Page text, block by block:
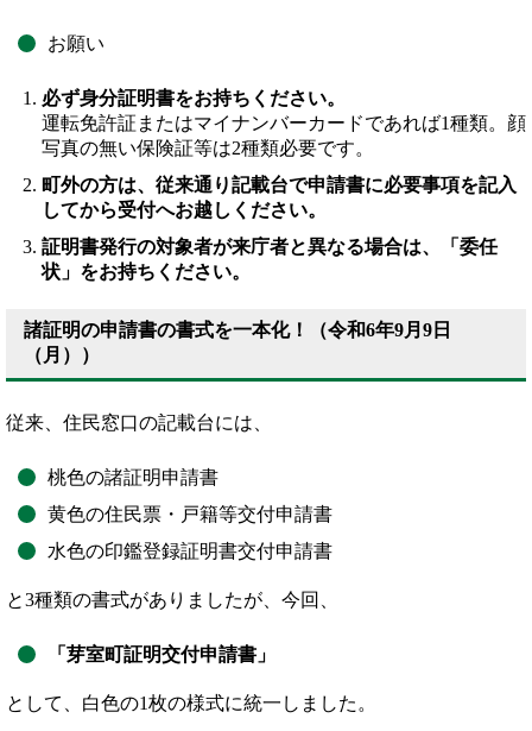
お願い
必ず身分証明書をお持ちください。
運転免許証またはマイナンバーカードであれば1種類。顔
写真の無い保険証等は2種類必要です。
町外の方は、従来通り記載台で申請書に必要事項を記入
してから受付へお越しください。
証明書発行の対象者が来庁者と異なる場合は、「委任
状」をお持ちください。
諸証明の申請書の書式を一本化！（令和6年9月9日
（月））
従来、住民窓口の記載台には、
桃色の諸証明申請書
黄色の住民票・戸籍等交付申請書
水色の印鑑登録証明書交付申請書
と3種類の書式がありましたが、今回、
「芽室町証明交付申請書」
として、白色の1枚の様式に統一しました。